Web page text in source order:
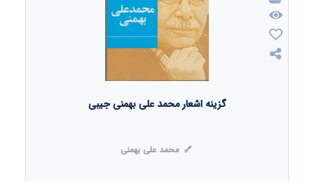
گزینه اشعار محمد علی بهمنی جیبی
محمد علی بهمنی